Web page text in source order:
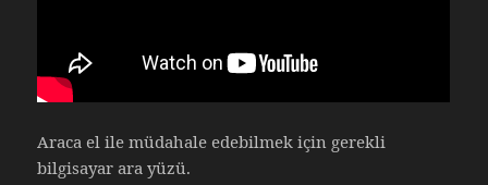
Araca el ile müdahale edebilmek için gerekli
bilgisayar ara yüzü.